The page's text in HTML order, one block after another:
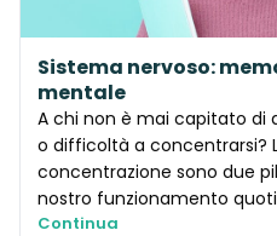
Sistema nervoso:
mentale
A chi non è mai capitato di
o difficoltà a concentrarsi?
concentrazione sono due
nostro funzionamento
Continua